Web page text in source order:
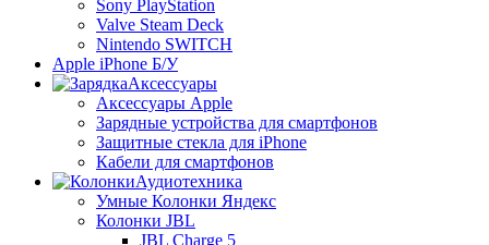
Sony PlayStation
Valve Steam Deck
Nintendo SWITCH
Apple iPhone Б/У
Аксессуары
Аксессуары Apple
Зарядные устройства для смартфонов
Защитные стекла для iPhone
Кабели для смартфонов
Аудиотехника
Умные Колонки Яндекс
Колонки JBL
JBL Charge 5